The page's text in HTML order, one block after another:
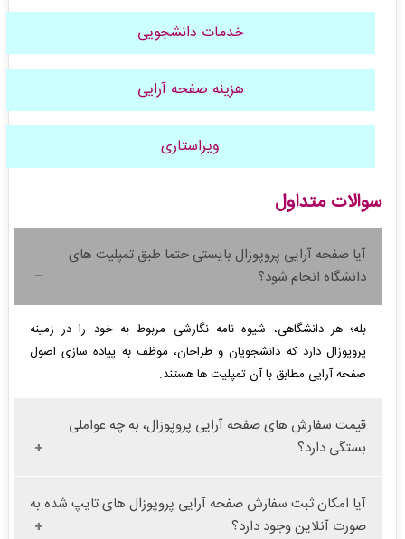
خدمات دانشجویی
هزینه صفحه آرایی
ویراستاری
سوالات متداول
آیا صفحه آرایی پروپوزال بایستی حتما طبق تمپلیت های
دانشگاه انجام شود؟
بله؛ هر دانشگاهی، شیوه نامه نگارشی مربوط به خود را در زمینه
پروپوزال دارد که دانشجویان و طراحان، موظف به پیاده سازی اصول
صفحه آرایی مطابق با آن تمپلیت ها هستند.
قیمت سفارش های صفحه آرایی پروپوزال، به چه عواملی
بستگی دارد؟
آیا امکان ثبت سفارش صفحه آرایی پروپوزال های تایپ شده به
صورت آنلاین وجود دارد؟